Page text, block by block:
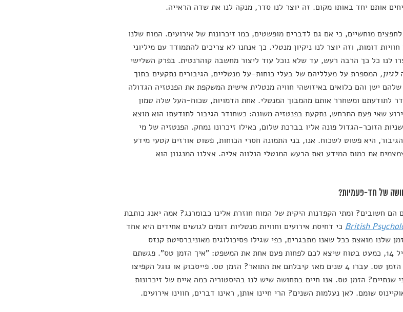
אותם יחד באותו מקום. זה יוצר לנו סדר, מנקה לנו את שדה הראייה.
מוחשיים, כי אם גם לדברים מופשטים, כמו זיכרונות של אירועים. המוח שלנו
דומות, וזה יוצר לנו ניקיון מנטלי. כך אנחנו לא צריכים להתמודד עם מיליוני
לנו כל כך הרבה רעש, עד שלא נוכל עוד ליצור מחשבה קוהרנטית. בפרק השלישי
לגיון, המספרת על מעלליהם של בעלי כוחות-על מנטליים, הגיבורים נתקעים בתוך
ישן והם כלואים באיזושהי חוויה מנטלית אישית המשקפת את הפנטזיה הגדולה
לתודעתם ומשחרר אותם מהמבוך המנטלי. אחת הדמויות, שכוח-העל שלה טמון
שאי פעם התרחש, נתקעת בפנטזיה משונה: כשחודר הגיבור לתודעתו הוא מוצא
הזוכר-הגדול פונה אליו בברכת שלום, כאילו זיכרונו נמחק. הפנטזיה של מי
היא פשוט לשכוח. אנו, בני התמונה חסרי הכוחות, פשוט אורזים קטעי מידע
את כמות המידע ואת הרעש המנטלי הנלווה אליה. אצלנו המנגנון הוא
של חד-פעמיות?
הם חשובים? ומתי הקפדנות היקית של המוח חוזרת אלינו כבומרנג? אמה יאנג כותבת
British כי דחיסת אירועים וחוויות מנטליות דומים לגושים אחידים היא אחד
שלנו מואצת ככל שאנו מתבגרים, כפי שגילו פסיכולוגים מאוניברסיטת קנזס
ומיזורי. אם עברתם את גיל 14, כמעט בטוח שיצא לכם לפחות פעם אחת את המשפט: "איך הזמן טס". פגשתם
חבר אחרי כמה חודשים? הזמן טס. עברו 4 שנים מאז קיבלתם את התואר? הזמן טס. פייסבוק או גוגל הקפיצו
שנתיים? הזמן טס. אנו חיים בתחושה שיש לנו בהיסטוריה כמה איים של זיכרונות
שומם. לאן נעלמות השנים? הרי חיינו אותן, ראינו דברים, חווינו אירועים.